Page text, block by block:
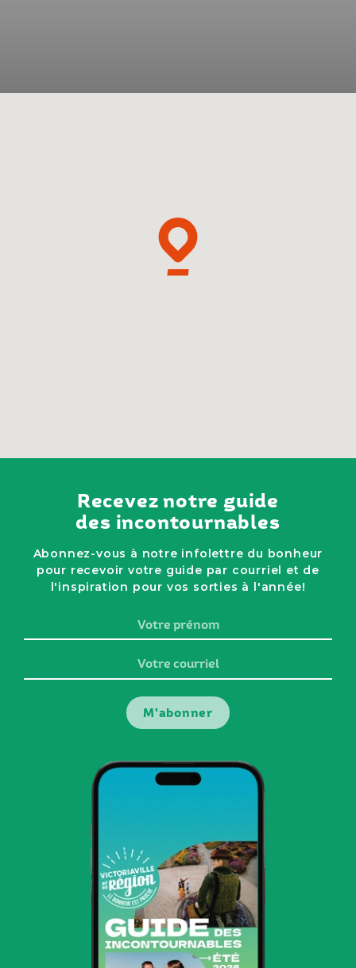
Recevez notre guide
des incontournables
Abonnez-vous à notre infolettre du bonheur
pour recevoir votre guide par courriel et de
l'inspiration pour vos sorties à l'année!
prénom
courriel